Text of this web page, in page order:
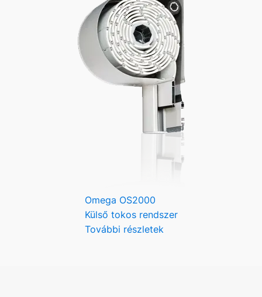
Omega OS2000
Külső tokos rendszer
További részletek